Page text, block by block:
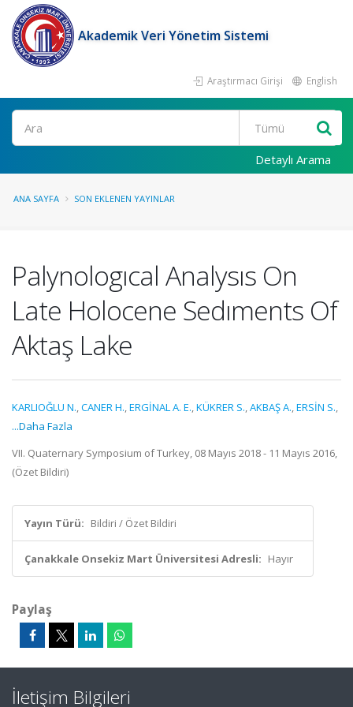
Akademik Veri Yönetim Sistemi
Araştırmacı Girişi English
Ara
Detaylı Arama
ANA SAYFA SON EKLENEN YAYINLAR
Palynologıcal Analysıs On
Late Holocene Sedıments Of
Aktaş Lake
KARLIOĞLU N.,CANER H.,ERGİNAL A. E.,KÜKRER S.,AKBAŞ A.,ERSİN S.,
...Daha Fazla
VII. Quaternary Symposium of Turkey, 08 Mayıs 2018 - 11 Mayıs 2016,
(Özet Bildiri)
Yayın Türü: Bildiri / Özet Bildiri
Çanakkale Onsekiz Mart Üniversitesi Adresli: Hayır
Paylaş
İletişim Bilgileri